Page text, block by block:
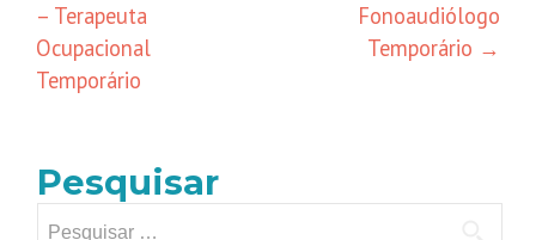
– Terapeuta
Ocupacional
Temporário
Fonoaudiólogo
Temporário →
Pesquisar